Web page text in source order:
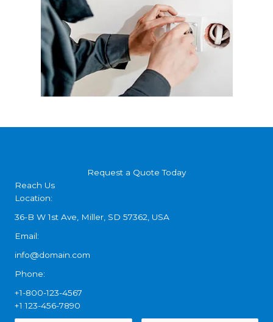
Request a Quote Today
Reach Us
Location:
36-B W 1st Ave, Miller, SD 57362, USA
Email:
info@domain.com
Phone:
+1-800-123-4567
+1 123-456-7890